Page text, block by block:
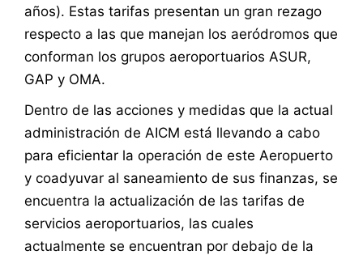
años). Estas tarifas presentan un gran rezago
respecto a las que manejan los aeródromos que
conforman los grupos aeroportuarios ASUR,
GAP y OMA.
Dentro de las acciones y medidas que la actual
administración de AICM está llevando a cabo
para eficientar la operación de este Aeropuerto
y coadyuvar al saneamiento de sus finanzas, se
encuentra la actualización de las tarifas de
servicios aeroportuarios, las cuales
actualmente se encuentran por debajo de la